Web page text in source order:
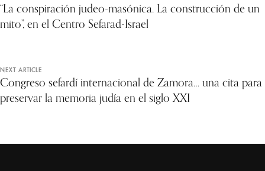
“La conspiración judeo-masónica. La construcción de un
mito”, en el Centro Sefarad-Israel
NEXT ARTICLE
Congreso sefardí internacional de Zamora… una cita para
preservar la memoria judía en el siglo XXI